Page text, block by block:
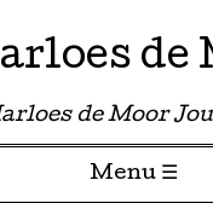
de
de Moor
Menu ☰